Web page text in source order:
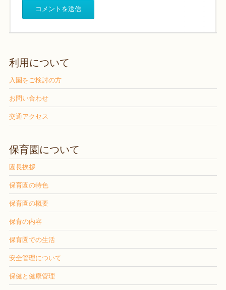
利用について
入園をご検討の方
お問い合わせ
交通アクセス
保育園について
園長挨拶
保育園の特色
保育園の概要
保育の内容
保育園での生活
安全管理について
保健と健康管理